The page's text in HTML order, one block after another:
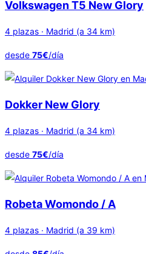
Volkswagen T5 New Glory
4 plazas · Madrid (a 34 km)
desde 75€/día
Dokker New Glory
4 plazas · Madrid (a 34 km)
desde 75€/día
Robeta Womondo / A
4 plazas · Madrid (a 39 km)